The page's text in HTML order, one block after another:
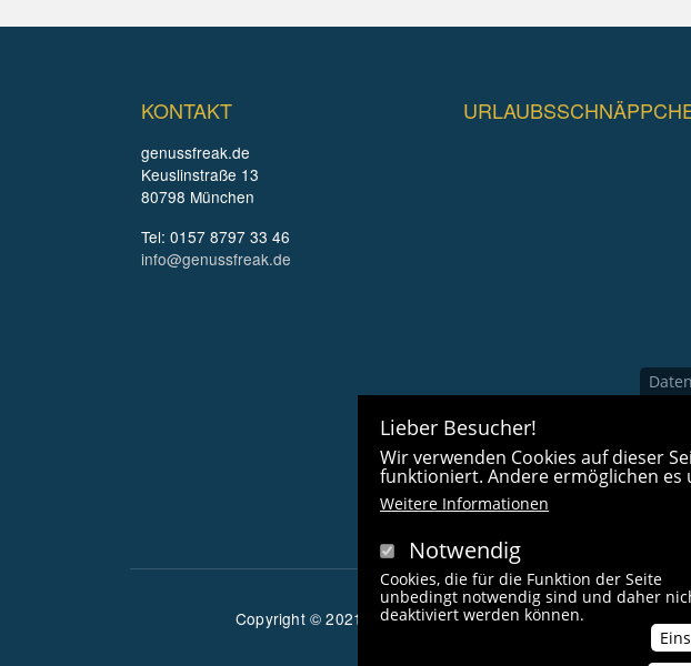
KONTAKT
genussfreak.de
Keuslinstraße 13
80798 München
Tel: 0157 8797 33 46
info@genussfreak.de
Copyright © 2021 radlfreak.de. Alle Rechte vorbehalten.
Lieber Besucher!
Wir verwenden Cookies auf dieser
funktioniert. Andere ermöglichen es
Weitere Informationen
Notwendig
Cookies, die für die Funktion der Seite
unbedingt notwendig sind und daher
deaktiviert werden können.